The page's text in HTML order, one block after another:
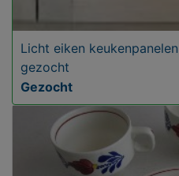
Licht eiken
gezocht
Gezocht